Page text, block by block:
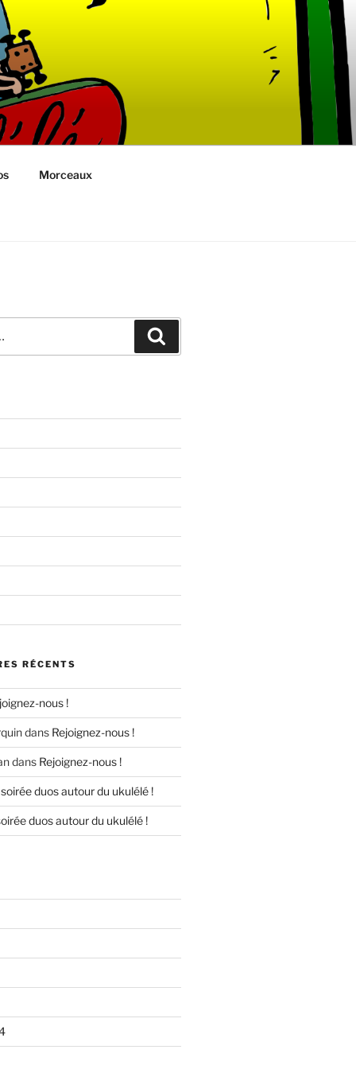
Morceaux
RÉCENTS
nous !
dans Rejoignez-nous !
dans Rejoignez-nous !
duos autour du ukulélé !
duos autour du ukulélé !